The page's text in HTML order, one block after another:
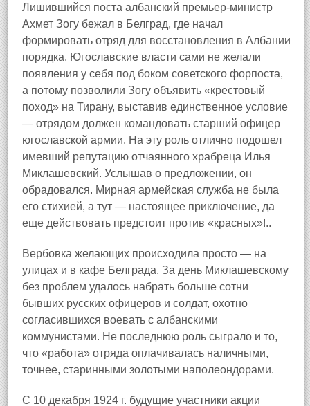
Лишившийся поста албанский премьер-министр
Ахмет Зогу бежал в Белград, где начал
формировать отряд для восстановления в Албании
порядка. Югославские власти сами не желали
появления у себя под боком советского форпоста,
а потому позволили Зогу объявить «крестовый
поход» на Тирану, выставив единственное условие
— отрядом должен командовать старший офицер
югославской армии. На эту роль отлично подошел
имевший репутацию отчаянного храбреца Илья
Миклашевский. Услышав о предложении, он
обрадовался. Мирная армейская служба не была
его стихией, а тут — настоящее приключение, да
еще действовать предстоит против «красных»!..
Вербовка желающих происходила просто — на
улицах и в кафе Белграда. За день Миклашевскому
без проблем удалось набрать больше сотни
бывших русских офицеров и солдат, охотно
согласившихся воевать с албанскими
коммунистами. Не последнюю роль сыграло и то,
что «работа» отряда оплачивалась наличными,
точнее, старинными золотыми наполеондорами.
С 10 декабря 1924 г. будущие участники акции